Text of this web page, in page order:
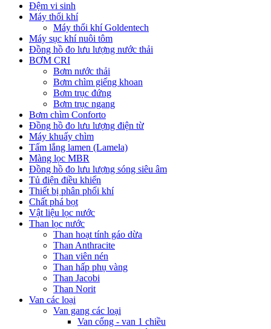
Đệm vi sinh
Máy thổi khí
Máy thổi khí Goldentech
Máy sục khí nuôi tôm
Đồng hồ đo lưu lượng nước thải
BƠM CRI
Bơm nước thải
Bơm chìm giếng khoan
Bơm trục đứng
Bơm trục ngang
Bơm chìm Conforto
Đồng hồ đo lưu lượng điện từ
Máy khuấy chìm
Tấm lắng lamen (Lamela)
Màng lọc MBR
Đồng hồ đo lưu lượng sóng siêu âm
Tủ điện điều khiển
Thiết bị phân phối khí
Chất phá bọt
Vật liệu lọc nước
Than lọc nước
Than hoạt tính gáo dừa
Than Anthracite
Than viên nén
Than hấp phụ vàng
Than Jacobi
Than Norit
Van các loại
Van gang các loại
Van cổng - van 1 chiều